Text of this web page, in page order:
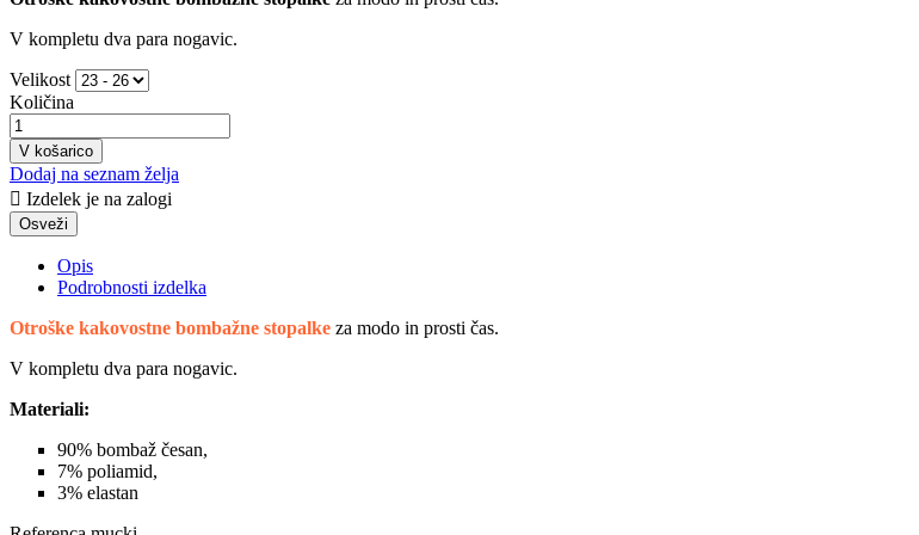
V kompletu dva para nogavic.
Velikost
Količina
V košarico
Dodaj na seznam želja
 Izdelek je na zalogi
Opis
Podrobnosti izdelka
Otroške kakovostne bombažne stopalke za modo in prosti čas.
V kompletu dva para nogavic.
Materiali:
90% bombaž česan,
7% poliamid,
3% elastan